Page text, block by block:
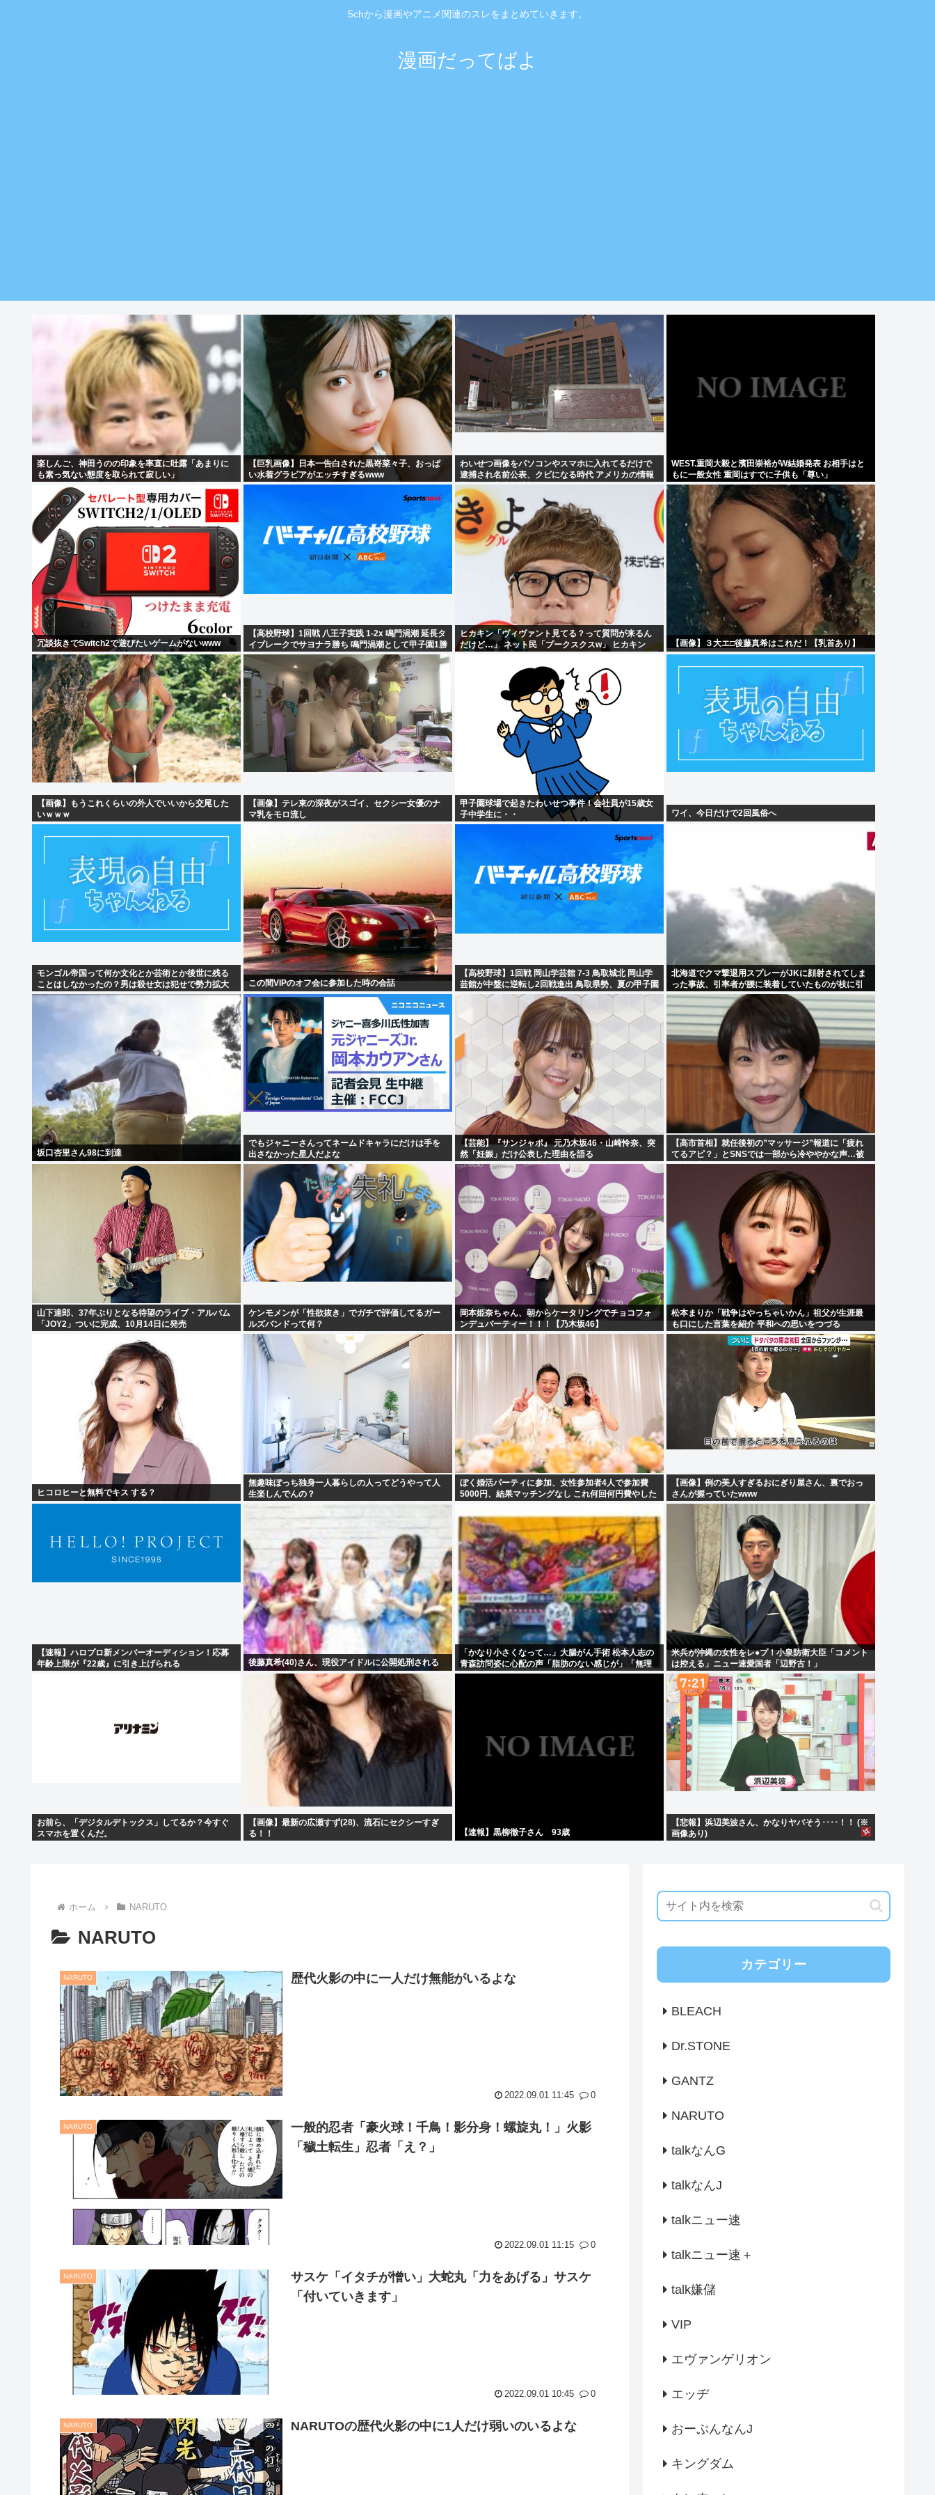
5chから漫画やアニメ関連のスレをまとめていきます。
漫画だってばよ
楽しんご、神田うのの印象を率直に吐露「あまりに
も素っ気ない態度を取られて寂しい」
【巨乳画像】日本一告白された黒嵜菜々子、おっぱ
い水着グラビアがエッチすぎるwww
わいせつ画像をパソコンやスマホに入れてるだけで
逮捕され名前公表、クビになる時代 アメリカの情報
機関が警察庁に情報提供
WEST.重岡大毅と濱田崇裕がW結婚発表 お相手はと
もに一般女性 重岡はすでに子供も「尊い」
冗談抜きでSwitch2で遊びたいゲームがないwww
【高校野球】1回戦 八王子実践 1-2x 鳴門渦潮 延長タ
イブレークでサヨナラ勝ち 鳴門渦潮として甲子園1勝
ヒカキン「ヴィヴァント見てる？って質問が来るん
だけど…」 ネット民「プークスクスw」 ヒカキン
【画像】３大エ□後藤真希はこれだ！【乳首あり】
【画像】もうこれくらいの外人でいいから交尾した
いｗｗｗ
【画像】テレ東の深夜がスゴイ、セクシー女優のナ
マ乳をモロ流し
甲子園球場で起きたわいせつ事件！会社員が15歳女
子中学生に・・
ワイ、今日だけで2回風俗へ
モンゴル帝国って何か文化とか芸術とか後世に残る
ことはしなかったの？男は殺せ女は犯せで勢力拡大
しただけ？
この間VIPのオフ会に参加した時の会話
【高校野球】1回戦 岡山学芸館 7-3 鳥取城北 岡山学
芸館が中盤に逆転し2回戦進出 鳥取県勢、夏の甲子園
11連敗
北海道でクマ撃退用スプレーがJKに顔射されてしま
った事故、引率者が腰に装着していたものが枝に引
っかかり誤噴射と判明
坂口杏里さん98に到達
でもジャニーさんってネームドキャラにだけは手を
出さなかった星人だよな
【芸能】『サンジャポ』 元乃木坂46・山崎怜奈、突
然「妊娠」だけ公表した理由を語る
【高市首相】就任後初の”マッサージ”報道に「疲れ
てるアピ？」とSNSでは一部から冷ややかな声…被
災地視察”PV動画”から続く不信
山下達郎、37年ぶりとなる待望のライブ・アルバム
「JOY2」ついに完成、10月14日に発売
ケンモメンが「性欲抜き」でガチで評価してるガー
ルズバンドって何？
岡本姫奈ちゃん、朝からケータリングでチョコフォ
ンデュパーティー！！！【乃木坂46】
松本まりか「戦争はやっちゃいかん」祖父が生涯最
も口にした言葉を紹介 平和への思いをつづる
ヒコロヒーと無料でキス する？
無趣味ぼっち独身一人暮らしの人ってどうやって人
生楽しんでんの？
ぼく婚活パーティに参加、女性参加者4人で参加費
5000円、結果マッチングなし これ何回何円費やした
【画像】例の美人すぎるおにぎり屋さん、裏でおっ
さんが握っていたwww
【速報】ハロプロ新メンバーオーディション！応募
年齢上限が『22歳』に引き上げられる
後藤真希(40)さん、現役アイドルに公開処刑される
「かなり小さくなって…」大腸がん手術 松本人志の
青森訪問姿に心配の声「脂肪のない感じが」「無理
せずに」
米兵が沖縄の女性をレ●プ！小泉防衛大臣「コメント
は控える」ニュー速愛国者「辺野古！」
お前ら、「デジタルデトックス」してるか？今すぐ
スマホを置くんだ。
【画像】最新の広瀬すず(28)、流石にセクシーすぎ
る！！
【速報】黒柳徹子さん 93歳
【悲報】浜辺美波さん、かなりヤバそう････！！ (※
画像あり)
ホーム NARUTO
NARUTO
NARUTO 歴代火影の中に一人だけ無能がいるよな
2022.09.01 11:45 0
NARUTO
一般的忍者「豪火球！千鳥！影分身！螺旋丸！」火影
「穢土転生」忍者「え？」
2022.09.01 11:15 0
NARUTO
サスケ「イタチが憎い」大蛇丸「力をあげる」サスケ
「付いていきます」
2022.09.01 10:45 0
NARUTO NARUTOの歴代火影の中に1人だけ弱いのいるよな
カテゴリー
BLEACH
Dr.STONE
GANTZ
NARUTO
talkなんG
talkなんJ
talkニュー速
talkニュー速＋
talk嫌儲
VIP
エヴァンゲリオン
エッヂ
おーぷんなんJ
キングダム